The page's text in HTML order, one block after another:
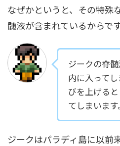
なぜかというと、その特殊
髄液が含まれているからです
ジークの脊
内に入って
びを上げる
てしまいます。
ジークはパラディ島に以前